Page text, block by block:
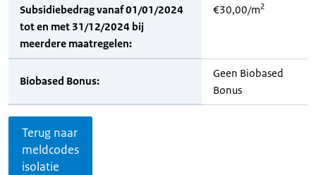
Subsidiebedrag vanaf 01/01/2024
tot en met 31/12/2024 bij
meerdere maatregelen:
€30,00/m2
Biobased Bonus:
Geen Biobased
Bonus
Terug naar
meldcodes
isolatie